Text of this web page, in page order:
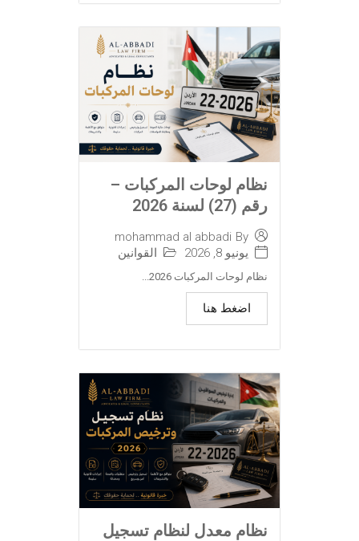
نظام لوحات المركبات –
رقم (27) لسنة 2026
By
mohammad al abbadi
يونيو 8, 2026
القوانين
نظام لوحات المركبات 2026...
اضغط هنا
نظام معدل لنظام تسجيل